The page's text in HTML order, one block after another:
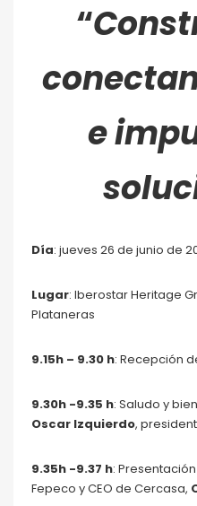
“
e
Día: jueves 26 de junio de
Lugar: Iberostar Heritage
Plataneras
9.15h – 9.30 h: Recepción
9.30h -9.35 h: Saludo y
Oscar Izquierdo,
9.35h -9.37 h:
Fepeco y CEO de Cercasa,